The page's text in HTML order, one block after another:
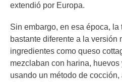
extendió por Europa.
Sin embargo, en esa época, la
bastante diferente a la versión
ingredientes como queso
mezclaban con harina,
usando un método de